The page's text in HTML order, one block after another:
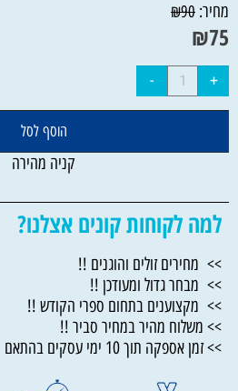
מחיר:
₪90
₪75
הוסף לסל
קניה מהירה
למה לקוחות קונים אצלנו?
>> מחירים זולים והוגנים !!
>> מבחר גדול ומעודכן !!
>> מקצוענים בתחום ספרי הקודש !!
>> משלוח מהיר במחיר סביר !!
>> זמן אספקה תוך 10 ימי עסקים בהתאם לתקנון החנות